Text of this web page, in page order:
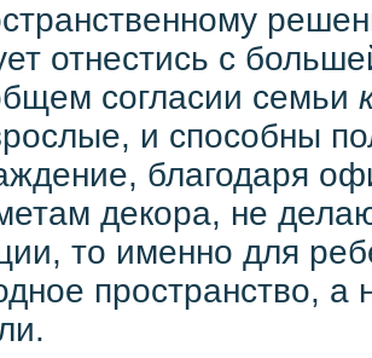
отнестись с
согласии семьи
и способны
благодаря
декора, не
то именно для
пространство, а